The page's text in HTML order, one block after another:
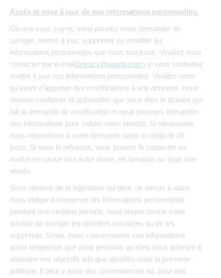
Accès et mise à jour de vos informations personnelles.
Où que vous soyez, vous pouvez nous demander de
corriger, mettre à jour, supprimer ou modifier les
informations personnelles que nous stockons. Veuillez nous
contacter par e-mail(privacy@apwip.com) si vous souhaitez
mettre à jour vos informations personnelles. Veuillez noter
qu’avant d’apporter des modifications à vos données, nous
devons confirmer et authentifier que vous êtes le titulaire qui
fait la demande de modification et nous pouvons demander
des informations pour valider votre identité. Si nécessaire,
nous répondrons à votre demande dans un délai de 45
jours. Si nous le refusons, vous pouvez le contester ou
mettre en cause tout autre doute, réclamation ou litige non
résolu.
Sous réserve de la législation qui peut, de temps à autre,
nous obliger à conserver les informations personnelles
pendant une certaine période, nous respecterons votre
souhait de corriger les données inexactes ou de les
supprimer. Sinon, nous conserverons vos informations
aussi longtemps que nous pensons qu’elles nous aideront à
atteindre nos objectifs tels que détaillés dans la présente
politique. Il peut y avoir des circonstances où, pour des